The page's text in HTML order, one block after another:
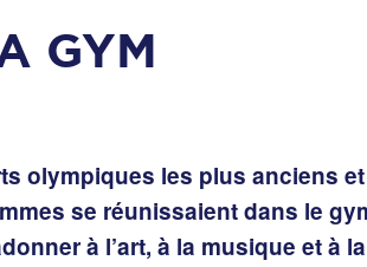
GYM
olympiques les plus anciens
se réunissaient dans le
à l’art, à la musique et